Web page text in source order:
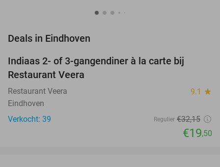
Deals in Eindhoven
Indiaas 2- of 3-gangendiner à la carte bij
Restaurant Veera
Restaurant Veera 9.1 star
Eindhoven
Verkocht: 39
Regulier €32,15
€19,50